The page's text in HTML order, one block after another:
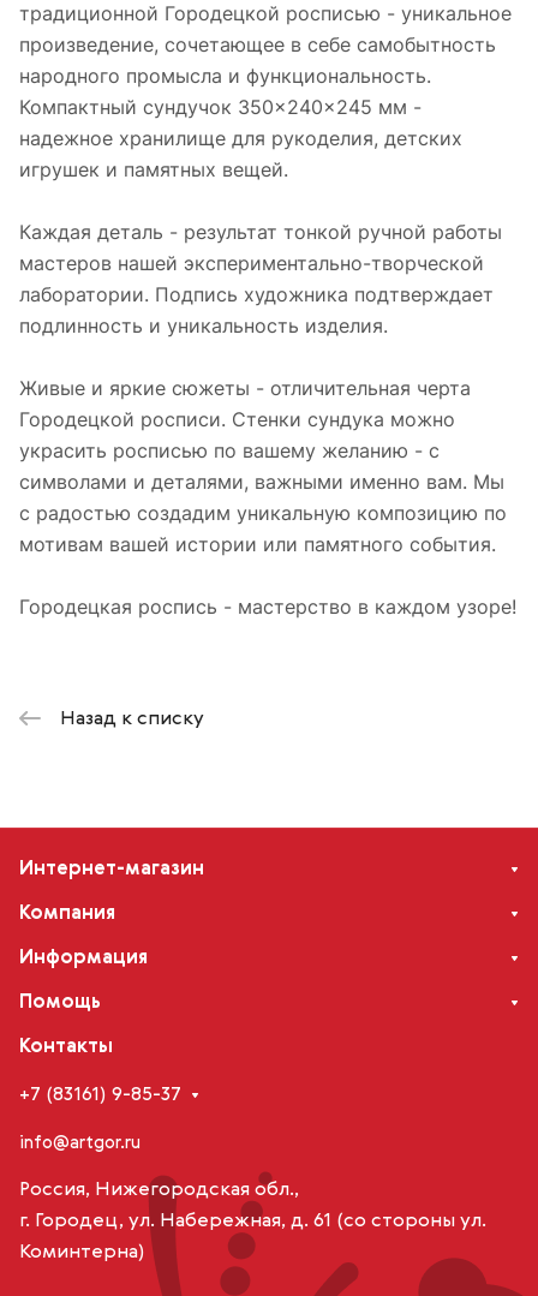
традиционной Городецкой росписью - уникальное
произведение, сочетающее в себе самобытность
народного промысла и функциональность.
Компактный сундучок 350×240×245 мм -
надежное хранилище для рукоделия, детских
игрушек и памятных вещей.
Каждая деталь - результат тонкой ручной работы
мастеров нашей экспериментально-творческой
лаборатории. Подпись художника подтверждает
подлинность и уникальность изделия.
Живые и яркие сюжеты - отличительная черта
Городецкой росписи. Стенки сундука можно
украсить росписью по вашему желанию - с
символами и деталями, важными именно вам. Мы
с радостью создадим уникальную композицию по
мотивам вашей истории или памятного события.
Городецкая роспись - мастерство в каждом узоре!
Назад к списку
Интернет-магазин
Компания
Информация
Помощь
Контакты
+7 (83161) 9-85-37
info@artgor.ru
Россия, Нижегородская обл.,
г. Городец, ул. Набережная, д. 61 (со стороны ул.
Коминтерна)